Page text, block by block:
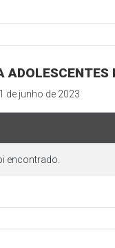
de junho de 2023
encontrado.